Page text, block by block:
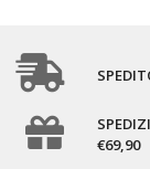
€69,90